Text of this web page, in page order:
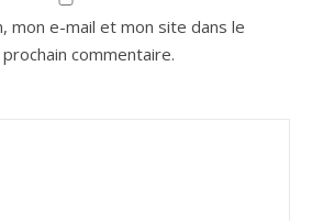
mon e-mail et mon site dans le
commentaire.